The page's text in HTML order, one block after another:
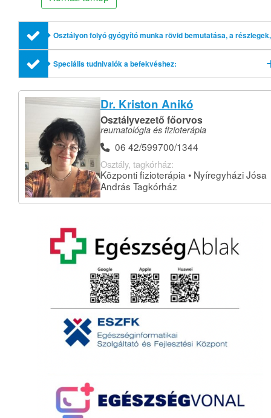
Osztályon folyó gyógyító munka rövid bemutatása, a részlegek,
profilok említésével
Speciális tudnivalók a befekvéshez:
Dr. Kriston Anikó
Osztályvezető főorvos
reumatológia és fizioterápia
06 42/599700/1344
Osztály, tagkórház:
Központi fizioterápia • Nyíregyházi Jósa
András Tagkórház